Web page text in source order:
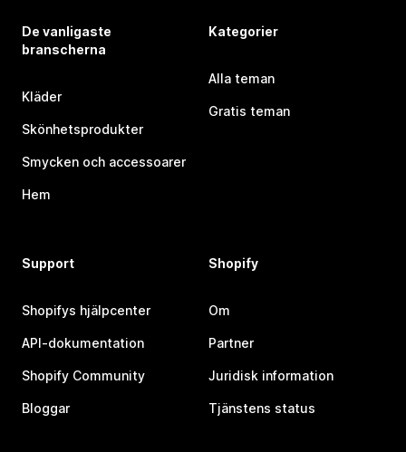
De vanligaste
branscherna
Kläder
Skönhetsprodukter
Smycken och accessoarer
Hem
Kategorier
Alla teman
Gratis teman
Support
Shopifys hjälpcenter
API-dokumentation
Shopify Community
Bloggar
Shopify
Om
Partner
Juridisk information
Tjänstens status